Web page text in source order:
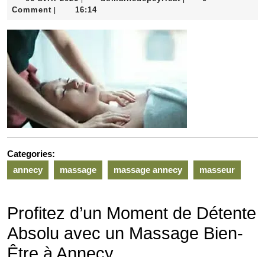
avril
Comment | 16:14
Categories:
annecy
massage massage annecy masseur
Profitez d’un Moment de Détente
Absolu avec un Massage Bien-